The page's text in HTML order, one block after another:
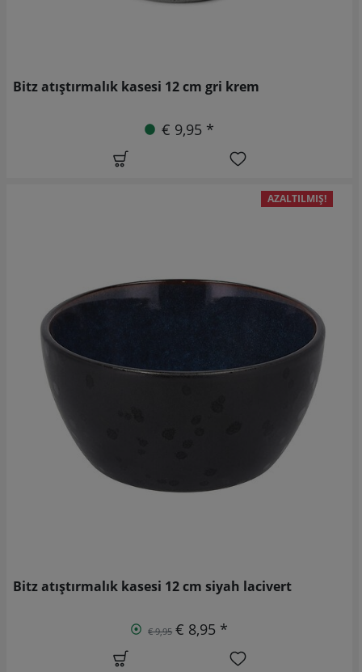
Bitz atıştırmalık kasesi 12 cm gri krem
€ 9,95 *
AZALTILMIŞ!
Bitz atıştırmalık kasesi 12 cm siyah lacivert
€ 9,95 € 8,95 *